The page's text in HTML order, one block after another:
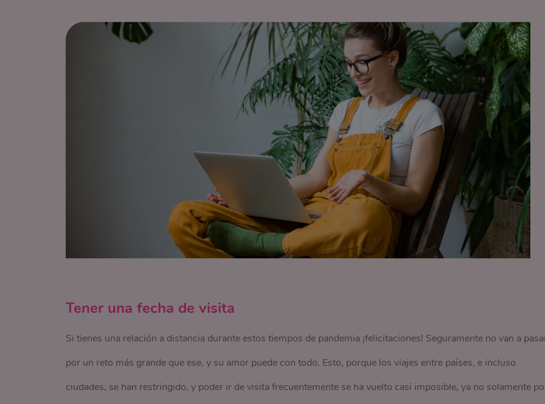
Tener una fecha de visita
Si tienes una relación a distancia durante estos tiempos de pandemia ¡felicitaciones! Seguramente no van a
por un reto más grande que ese, y su amor puede con todo. Esto, porque los viajes entre países, e incluso
ciudades, se han restringido, y poder ir de visita frecuentemente se ha vuelto casi imposible, ya no solamente